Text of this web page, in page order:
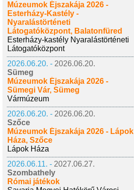
Múzeumok Éjszakája 2026 -
Esterházy-Kastély -
Nyaralástörténeti
Látogatóközpont, Balatonfüred
Esterházy-kastély Nyaralástörténeti
Látogatóközpont
2026.06.20. - 2026.06.20.
Sümeg
Múzeumok Éjszakája 2026 -
Sümegi Vár, Sümeg
Vármúzeum
2026.06.20. - 2026.06.20.
Szőce
Múzeumok Éjszakája 2026 - Lápok
Háza, Szőce
Lápok Háza
2026.06.11. - 2027.06.27.
Szombathely
Római játékok